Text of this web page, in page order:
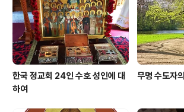
한국 정교회 24인 수호 성인에 대
하여
무명 수도자